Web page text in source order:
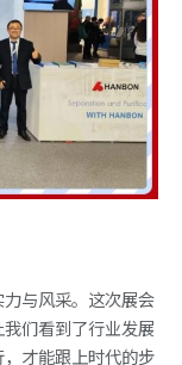
与风采。这次展会
们看到了行业发展
才能跟上时代的步